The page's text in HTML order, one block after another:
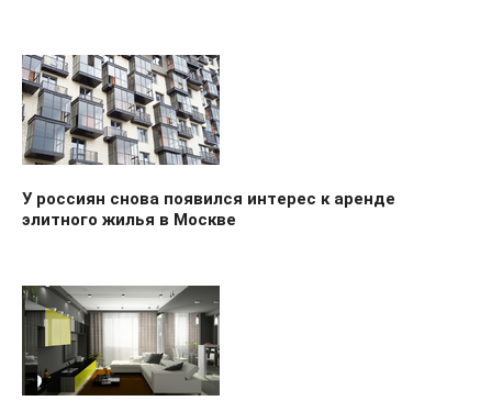
У россиян снова появился интерес к аренде
элитного жилья в Москве